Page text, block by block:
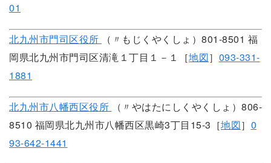
01
北九州市門司区役所
（〃もじくやくしょ）801-8501 福
岡県北九州市門司区清滝１丁目１－１［地図］ 093-331-
1881
北九州市八幡西区役所
（〃やはたにしくやくしょ）806-
8510 福岡県北九州市八幡西区黒崎3丁目15-3［地図］ 0
93-642-1441